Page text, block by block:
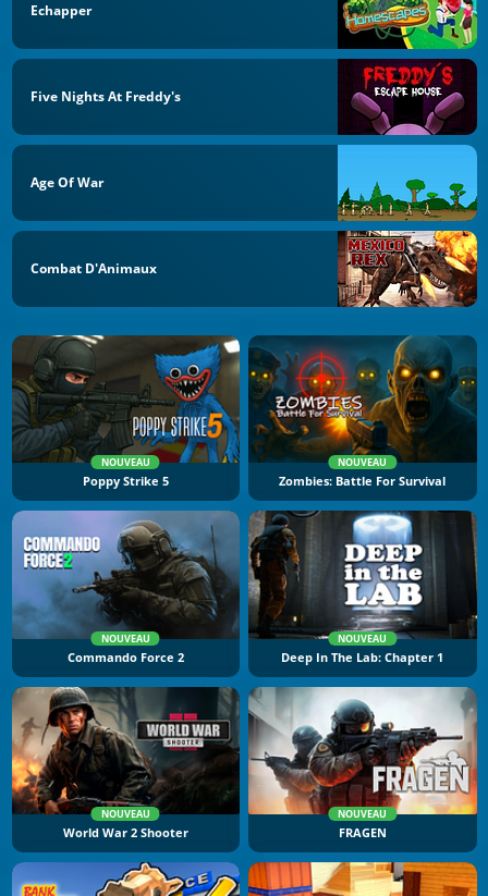
Echapper
Five Nights At Freddy's
Age Of War
Combat D'Animaux
NOUVEAU
Poppy Strike 5
NOUVEAU
Zombies: Battle For Survival
NOUVEAU
Commando Force 2
NOUVEAU
Deep In The Lab: Chapter 1
NOUVEAU
World War 2 Shooter
NOUVEAU
FRAGEN